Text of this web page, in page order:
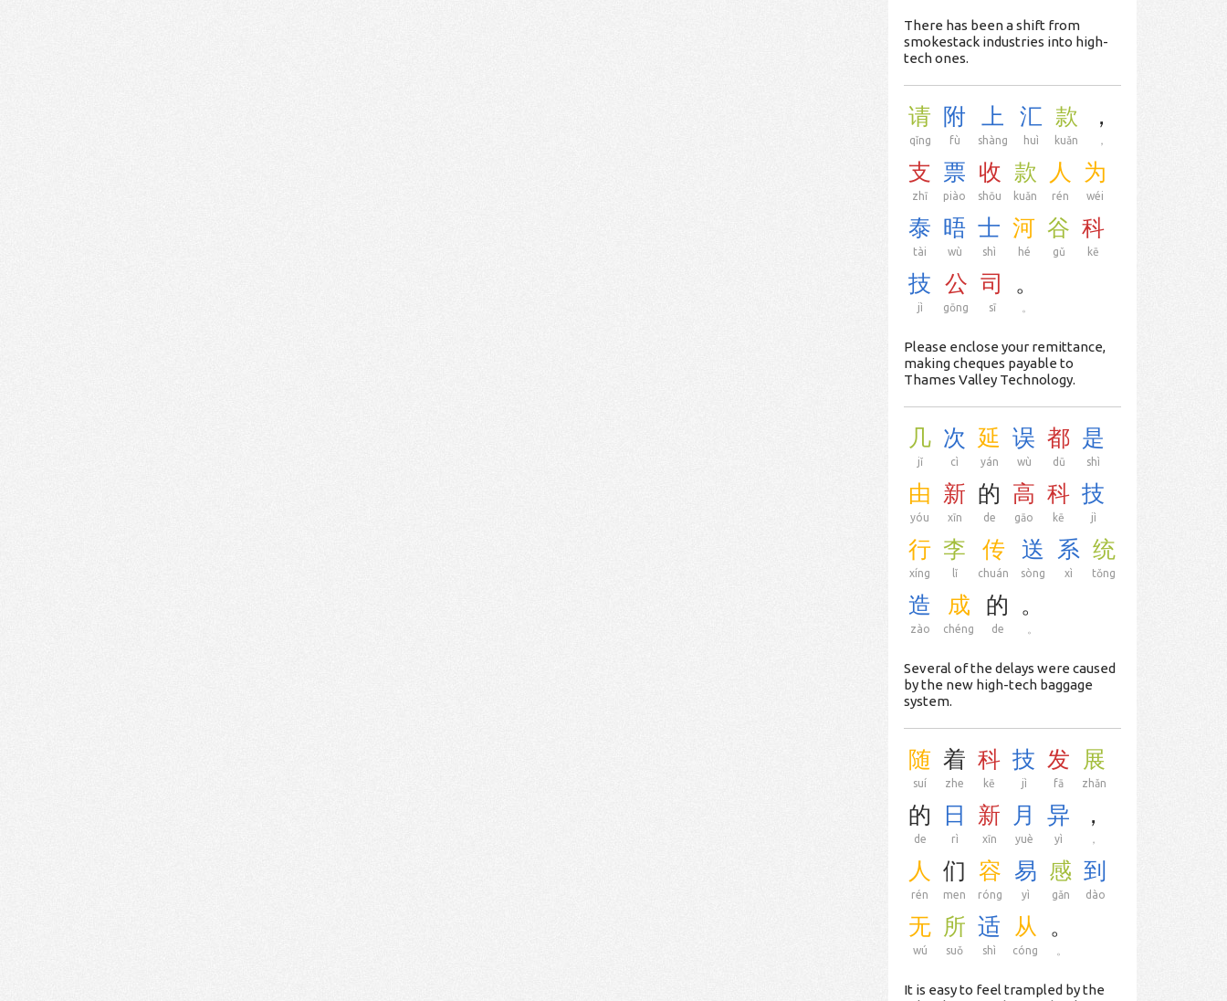
There has been a shift from
smokestack industries into high-
tech ones.
请
qǐng
附
fù
上
shàng
汇
huì
款
kuǎn
，
，
支
zhī
票
piào
收
shōu
款
kuǎn
人
rén
为
wéi
泰
tài
晤
wù
士
shì
河
hé
谷
gǔ
科
kē
技
jì
公
gōng
司
sī
。
Please enclose your remittance,
making cheques payable to
Thames Valley Technology.
几
jǐ
次
cì
延
yán
误
wù
都
dū
是
shì
由
yóu
新
xīn
的
de
高
gāo
科
kē
技
jì
行
xíng
李
lǐ
传
chuán
送
sòng
系
xì
统
tǒng
造
zào
成
chéng
的
de
。
Several of the delays were caused
by the new high-tech baggage
system.
随
suí
着
zhe
科
kē
技
jì
发
fā
展
zhǎn
的
de
日
rì
新
xīn
月
yuè
异
yì
，
，
人
rén
们
men
容
róng
易
yì
感
gǎn
到
dào
无
wú
所
suǒ
适
shì
从
cóng
。
It is easy to feel trampled by the